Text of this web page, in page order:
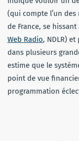
(qui compte l’un
de France, se
Web Radio, NDLR)
dans plusieurs
estime que le
point de vue
programmation